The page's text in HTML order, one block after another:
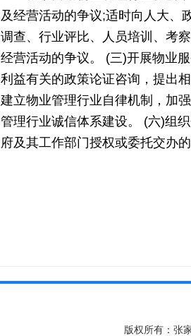
及经营活动的争议;适时向人大、
调查、行业评比、人员培训、考
经营活动的争议。 (三)开展物业
利益有关的政策论证咨询，提出
建立物业管理行业自律机制，加
管理行业诚信体系建设。 (六)组
府及其工作部门授权或委托交办
版权所有：张